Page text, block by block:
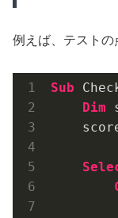
例えば、テストの
Sub
Dim